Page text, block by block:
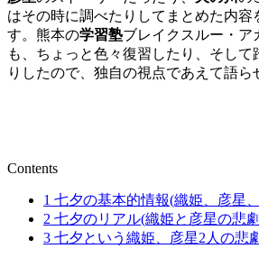
はその時に調べたりしてまとめた内容
す。熊本の学習塾ブレイクスルー・ア
も、ちょっと色々復習したり、そして
りしたので、独自の視点であえて語ら
Contents
1 七夕の基本的情報(織姫、彦星
2 七夕のリアル(織姫と彦星の悲
3 七夕という織姫、彦星2人の悲